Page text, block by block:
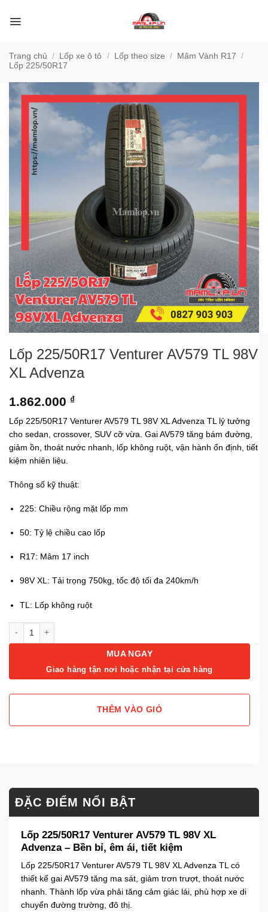
qua
Trang chủ / Lốp xe ô tô / Lốp theo size / Mâm Vành R17 /
Lốp 225/50R17
Lốp 225/50R17 Venturer AV579 TL 98V
XL Advenza
1.862.000 ₫
Lốp 225/50R17 Venturer AV579 TL 98V XL Advenza TL lý tưởng
cho sedan, crossover, SUV cỡ vừa. Gai AV579 tăng bám đường,
giảm ồn, thoát nước nhanh, lốp không ruột, vận hành ổn định, tiết
kiệm nhiên liệu.
Thông số kỹ thuật:
225: Chiều rộng mặt lốp mm
50: Tỷ lệ chiều cao lốp
R17: Mâm 17 inch
98V XL: Tải trọng 750kg, tốc độ tối đa 240km/h
TL: Lốp không ruột
Lốp 225/50R17 Venturer AV579 TL 98V XL Advenza số lượng
MUA NGAY
Giao hàng tận nơi hoặc nhận tại cửa hàng
THÊM VÀO GIỎ
ĐẶC ĐIỂM NỔI BẬT
Lốp 225/50R17 Venturer AV579 TL 98V XL
Advenza – Bền bỉ, êm ái, tiết kiệm
Lốp 225/50R17 Venturer AV579 TL 98V XL Advenza TL có
thiết kế gai AV579 tăng ma sát, giảm trơn trượt, thoát nước
nhanh. Thành lốp vừa phải tăng cảm giác lái, phù hợp xe di
chuyển đường trường, đô thị.